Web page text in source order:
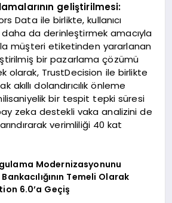
geliştirilmesi:
Data ile birlikte, kullanıcı
da derinleştirmek amacıyla
müşteri etiketinden yararlanan
bir pazarlama çözümü
olarak, TrustDecision ile birlikte
akıllı dolandırıcılık önleme
bir tespit tepki süresi
zeka destekli vaka analizini de
verimliliği 40 kat
Modernizasyonunu
Temeli Olarak
6.0’a Geçiş